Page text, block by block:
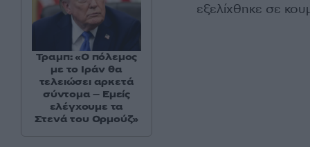
εξελίχθηκε σε
Τραμπ: «Ο πόλεμος
με το Ιράν θα
τελειώσει αρκετά
σύντομα – Εμείς
ελέγχουμε τα
Στενά του Ορμούζ»